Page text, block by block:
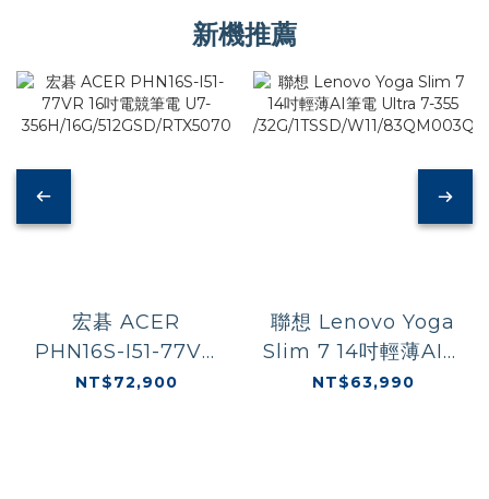
新機推薦
宏碁 ACER
PHN16S-I51-77VR
16吋電競筆電 U7-
NT$72,900
聯想 Lenovo Yoga
Slim 7 14吋輕薄AI筆
電 Ultra 7-355
NT$63,990